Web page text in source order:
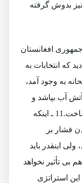
بدوش گرفته
جمهوری افغانستان
که انتخابات به
به وجود آمد،
آب بپاشد و
فورمول حکومت "دوسره" را مطرح ساخت.11 ـ اینکه
فشار بر
اینقدر باید
بی تأثیر نخواهد
این استراتژی